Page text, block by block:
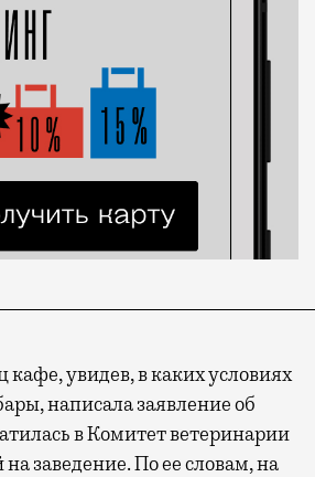
кафе, увидев, в каких условиях
написала заявление об
в Комитет ветеринарии
заведение. По ее словам, на